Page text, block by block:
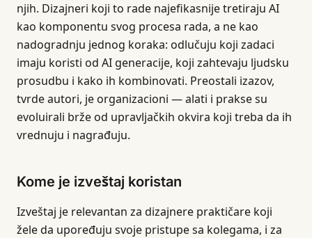
njih. Dizajneri koji to rade najefikasnije tretiraju AI
kao komponentu svog procesa rada, a ne kao
nadogradnju jednog koraka: odlučuju koji zadaci
imaju koristi od AI generacije, koji zahtevaju ljudsku
prosudbu i kako ih kombinovati. Preostali izazov,
tvrde autori, je organizacioni — alati i prakse su
evoluirali brže od upravljačkih okvira koji treba da ih
vrednuju i nagrađuju.
Kome je izveštaj koristan
Izveštaj je relevantan za dizajnere praktičare koji
žele da upoređuju svoje pristupe sa kolegama, i za